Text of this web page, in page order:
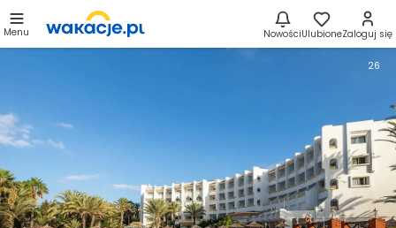
Menu NowościUlubioneZaloguj się
26